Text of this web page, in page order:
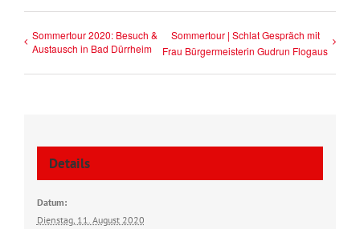
Sommertour 2020: Besuch &
Austausch in Bad Dürrheim
Sommertour | Schlat Gespräch mit
Frau Bürgermeisterin Gudrun Flogaus
Details
Datum:
Dienstag, 11. August 2020